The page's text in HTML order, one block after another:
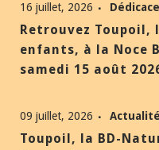
16 juillet, 2026 Dédicace
Retrouvez Toupoil,
enfants, à la Noce
samedi 15 août
09 juillet, 2026 Actualité
Toupoil, la BD-